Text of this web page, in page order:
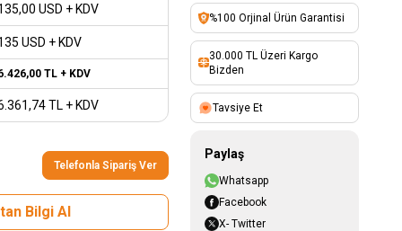
USD + KDV
USD + KDV
TL + KDV
TL + KDV
Telefonla Sipariş Ver
Bilgi Al
%100 Orjinal Ürün Garantisi
30.000 TL Üzeri Kargo
Bizden
Tavsiye Et
Paylaş
Whatsapp
Facebook
X- Twitter